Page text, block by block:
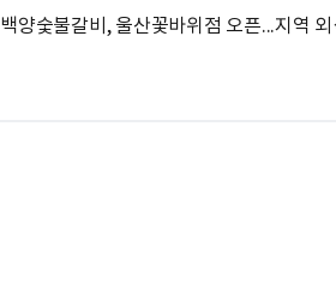
백양숯불갈비, 울산꽃바위점 오픈...지역